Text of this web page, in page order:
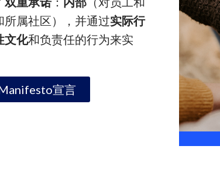
所属社区），并通过实际行
文化和负责任的行为来实
宣言